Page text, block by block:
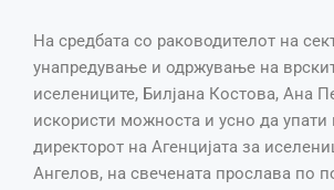
На средбата со раководителот на
унапредување и одржување на
иселениците, Билјана Костова, Ана
искористи можноста и усно да упати
директорот на Агенцијата за
Ангелов, на свечената прослава по